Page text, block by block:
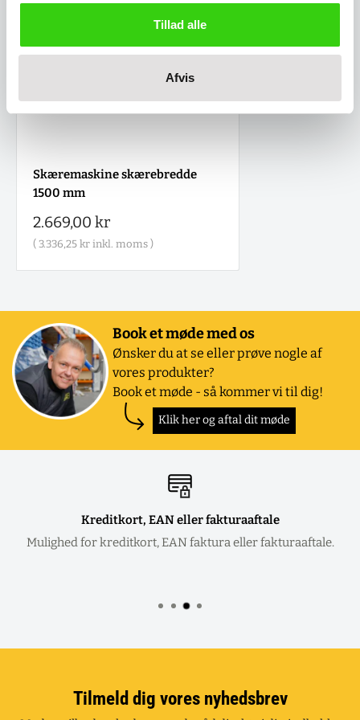
Tillad alle
Afvis
Skæremaskine skærebredde
1500 mm
Salgspris
2.669,00 kr
( 3.336,25 kr inkl. moms )
Book et møde med os
Ønsker du at se eller prøve nogle af
vores produkter?
Book et møde - så kommer vi til dig!
Klik her og aftal dit møde
Kreditkort, EAN eller fakturaaftale
Mulighed for kreditkort, EAN faktura eller fakturaaftale.
Tilmeld dig vores nyhedsbrev